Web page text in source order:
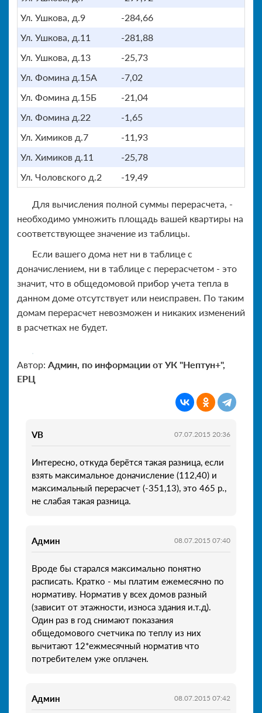
Ул. Ушкова, д.9
-284,66
Ул. Ушкова, д.11
-281,88
Ул. Ушкова, д.13
-25,73
Ул. Фомина д.15А
-7,02
Ул. Фомина д.15Б
-21,04
Ул. Фомина д.22
-1,65
Ул. Химиков д.7
-11,93
Ул. Химиков д.11
-25,78
Ул. Чоловского д.2
-19,49
Для вычисления полной суммы перерасчета, -
необходимо умножить площадь вашей квартиры на
соответствующее значение из таблицы.
Если вашего дома нет ни в таблице с
доначислением, ни в таблице с перерасчетом - это
значит, что в общедомовой прибор учета тепла в
данном доме отсутствует или неисправен. По таким
домам перерасчет невозможен и никаких изменений
в расчетках не будет.
Автор: Админ, по информации от УК "Нептун+",
ЕРЦ
VB 07.07.2015 20:36
Интересно, откуда берётся такая разница, если
взять максимальное доначисление (112,40) и
максимальный перерасчет (-351,13), это 465 р.,
не слабая такая разница.
Админ 08.07.2015 07:40
Вроде бы старался максимально понятно
расписать. Кратко - мы платим ежемесячно по
нормативу. Норматив у всех домов разный
(зависит от этажности, износа здания и.т.д).
Один раз в год снимают показания
общедомового счетчика по теплу из них
вычитают 12*ежмесячный норматив что
потребителем уже оплачен.
Админ 08.07.2015 07:42